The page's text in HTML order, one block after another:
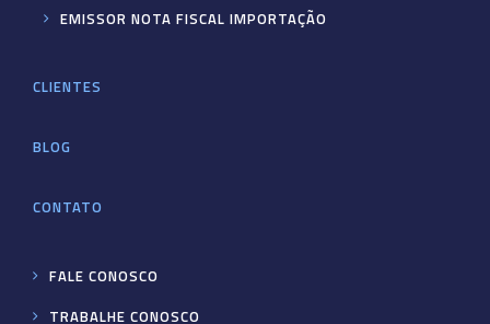
EMISSOR NOTA FISCAL IMPORTAÇÃO
CLIENTES
BLOG
CONTATO
FALE CONOSCO
TRABALHE CONOSCO